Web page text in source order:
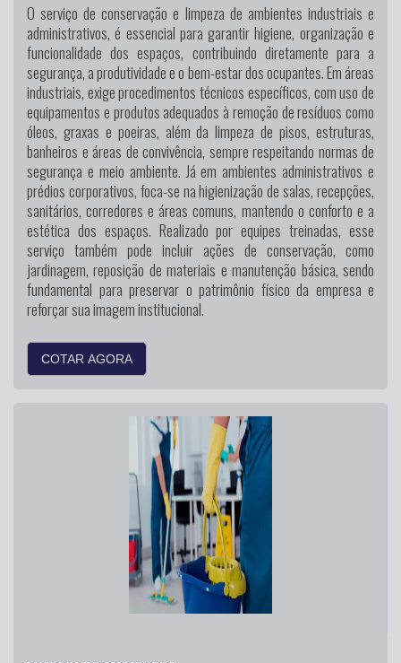
O serviço de conservação e limpeza de ambientes industriais e
administrativos, é essencial para garantir higiene, organização e
funcionalidade dos espaços, contribuindo diretamente para a
segurança, a produtividade e o bem-estar dos ocupantes. Em áreas
industriais, exige procedimentos técnicos específicos, com uso de
equipamentos e produtos adequados à remoção de resíduos como
óleos, graxas e poeiras, além da limpeza de pisos, estruturas,
banheiros e áreas de convivência, sempre respeitando normas de
segurança e meio ambiente. Já em ambientes administrativos e
prédios corporativos, foca-se na higienização de salas, recepções,
sanitários, corredores e áreas comuns, mantendo o conforto e a
estética dos espaços. Realizado por equipes treinadas, esse
serviço também pode incluir ações de conservação, como
jardinagem, reposição de materiais e manutenção básica, sendo
fundamental para preservar o patrimônio físico da empresa e
reforçar sua imagem institucional.
COTAR AGORA